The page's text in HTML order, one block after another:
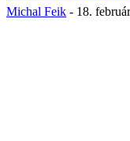
Michal Feik - 18.